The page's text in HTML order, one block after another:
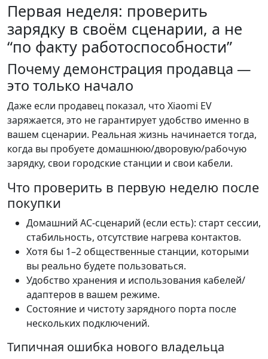
Первая неделя: проверить
зарядку в своём сценарии, а не
“по факту работоспособности”
Почему демонстрация продавца —
это только начало
Даже если продавец показал, что Xiaomi EV
заряжается, это не гарантирует удобство именно в
вашем сценарии. Реальная жизнь начинается тогда,
когда вы пробуете домашнюю/дворовую/рабочую
зарядку, свои городские станции и свои кабели.
Что проверить в первую неделю после
покупки
Домашний AC-сценарий (если есть): старт сессии,
стабильность, отсутствие нагрева контактов.
Хотя бы 1–2 общественные станции, которыми
вы реально будете пользоваться.
Удобство хранения и использования кабелей/
адаптеров в вашем режиме.
Состояние и чистоту зарядного порта после
нескольких подключений.
Типичная ошибка нового владельца